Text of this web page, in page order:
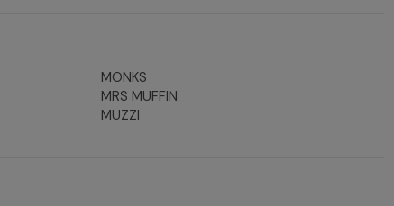
MONKS
MRS MUFFIN
MUZZI